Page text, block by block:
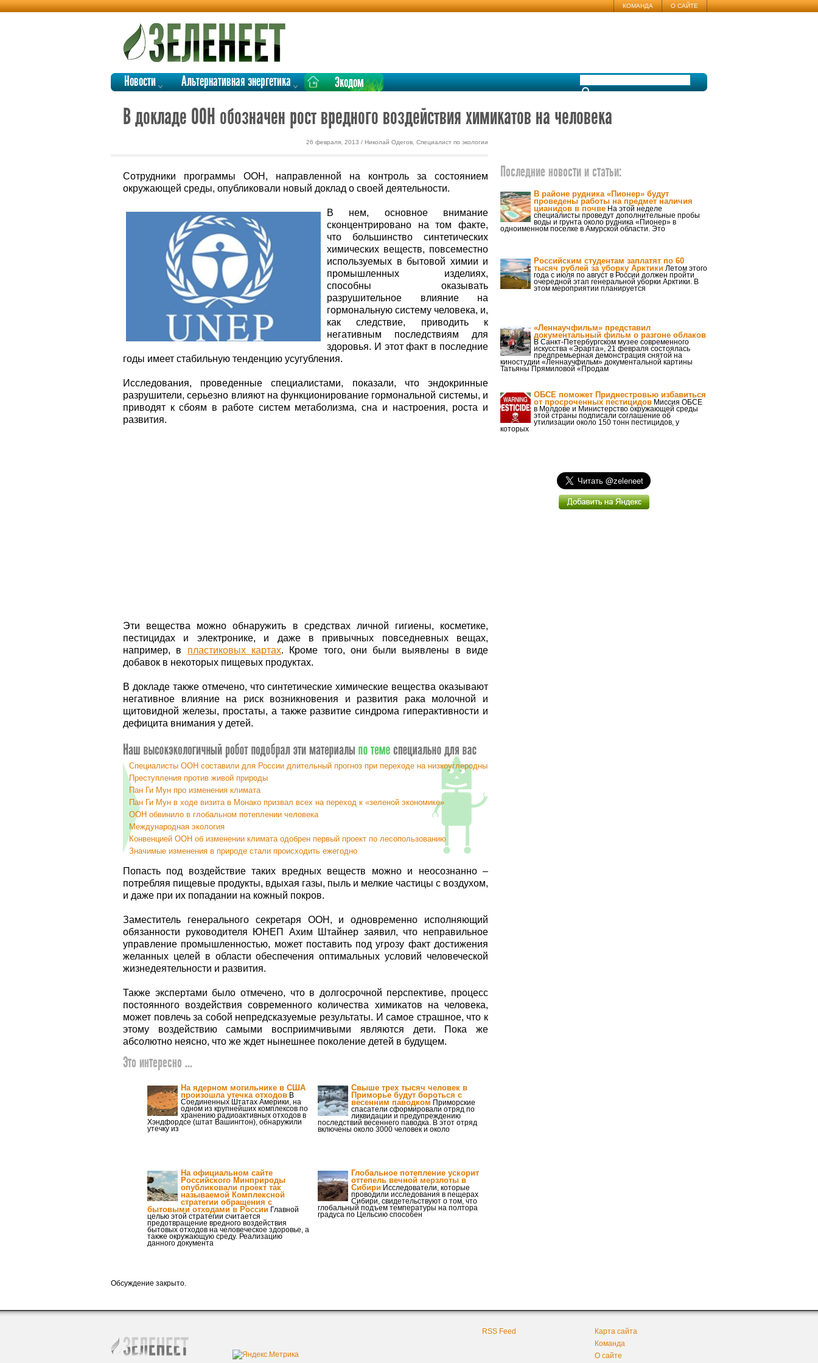
КОМАНДА О САЙТЕ
Новости Альтернативная энергетика Экодом
В докладе ООН обозначен рост вредного воздействия химикатов на человека
26 февраля, 2013 / Николай Одегов, Специалист по экологии
Сотрудники программы ООН, направленной на контроль за состоянием
окружающей среды, опубликовали новый доклад о своей деятельности.
В нем, основное внимание
сконцентрировано на том факте,
что большинство синтетических
химических веществ, повсеместно
используемых в бытовой химии и
промышленных изделиях,
способны оказывать
разрушительное влияние на
гормональную систему человека, и,
как следствие, приводить к
негативным последствиям для
здоровья. И этот факт в последние
годы имеет стабильную тенденцию усугубления.
Исследования, проведенные специалистами, показали, что эндокринные
разрушители, серьезно влияют на функционирование гормональной системы, и
приводят к сбоям в работе систем метаболизма, сна и настроения, роста и
развития.
Эти вещества можно обнаружить в средствах личной гигиены, косметике,
пестицидах и электронике, и даже в привычных повседневных вещах,
например, в пластиковых картах. Кроме того, они были выявлены в виде
добавок в некоторых пищевых продуктах.
В докладе также отмечено, что синтетические химические вещества оказывают
негативное влияние на риск возникновения и развития рака молочной и
щитовидной железы, простаты, а также развитие синдрома гиперактивности и
дефицита внимания у детей.
Специалисты ООН составили для России длительный прогноз при переходе на низкоуглеродный тип энергетики
Преступления против живой природы
Пан Ги Мун про изменения климата
Пан Ги Мун в ходе визита в Монако призвал всех на переход к «зеленой экономике»
ООН обвинило в глобальном потеплении человека
Международная экология
Конвенцией ООН об изменении климата одобрен первый проект по лесопользованию
Значимые изменения в природе стали происходить ежегодно
Попасть под воздействие таких вредных веществ можно и неосознанно –
потребляя пищевые продукты, вдыхая газы, пыль и мелкие частицы с воздухом,
и даже при их попадании на кожный покров.
Заместитель генерального секретаря ООН, и одновременно исполняющий
обязанности руководителя ЮНЕП Ахим Штайнер заявил, что неправильное
управление промышленностью, может поставить под угрозу факт достижения
желанных целей в области обеспечения оптимальных условий человеческой
жизнедеятельности и развития.
Также экспертами было отмечено, что в долгосрочной перспективе, процесс
постоянного воздействия современного количества химикатов на человека,
может повлечь за собой непредсказуемые результаты. И самое страшное, что к
этому воздействию самыми восприимчивыми являются дети. Пока же
абсолютно неясно, что же ждет нынешнее поколение детей в будущем.
Это интересно ...
На ядерном могильнике в США
произошла утечка отходов В
Соединенных Штатах Америки, на
одном из крупнейших комплексов по
хранению радиоактивных отходов в
Хэндфордсе (штат Вашингтон), обнаружили
утечку из
Свыше трех тысяч человек в
Приморье будут бороться с
весенним паводком Приморские
спасатели сформировали отряд по
ликвидации и предупреждению
последствий весеннего паводка. В этот отряд
включены около 3000 человек и около
На официальном сайте
Российского Минприроды
опубликовали проект так
называемой Комплексной
стратегии обращения с
бытовыми отходами в России Главной
целью этой стратегии считается
предотвращение вредного воздействия
бытовых отходов на человеческое здоровье, а
также окружающую среду. Реализацию
данного документа
Глобальное потепление ускорит
оттепель вечной мерзлоты в
Сибири Исследователи, которые
проводили исследования в пещерах
Сибири, свидетельствуют о том, что
глобальный подъем температуры на полтора
градуса по Цельсию способен
Последние новости и статьи:
В районе рудника «Пионер» будут
проведены работы на предмет наличия
цианидов в почве На этой неделе
специалисты проведут дополнительные пробы
воды и грунта около рудника «Пионер» в
одноименном поселке в Амурской области. Это
Российским студентам заплатят по 60
тысяч рублей за уборку Арктики Летом этого
года с июля по август в России должен пройти
очередной этап генеральной уборки Арктики. В
этом мероприятии планируется
«Леннаучфильм» представил
документальный фильм о разгоне облаков
В Санкт-Петербургском музее современного
искусства «Эрарта», 21 февраля состоялась
предпремьерная демонстрация снятой на
киностудии «Леннаучфильм» документальной картины
Татьяны Прямиловой «Продам
ОБСЕ поможет Приднестровью избавиться
от просроченных пестицидов Миссия ОБСЕ
в Молдове и Министерство окружающей среды
этой страны подписали соглашение об
утилизации около 150 тонн пестицидов, у
которых
Обсуждение закрыто.
Карта сайта
Команда
О сайте
RSS Feed